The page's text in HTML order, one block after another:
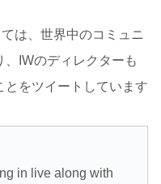
は、世界中のコミュニ
IWのディレクターも
をツイートしています
in live along with